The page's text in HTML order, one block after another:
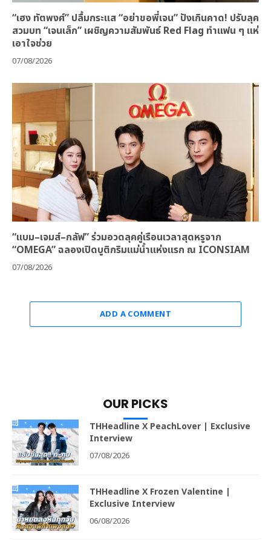
“เฮง ทัตพงศ์” ปลื้มกระแส “อย่าขอพี่เจน” ปังเกินคาด! ปรับลุค
สวมบท “เจนเล็ก” เผชิญความสัมพันธ์ Red Flag ทำแฟน ๆ แห่
เอาใจช่วย
07/08/2026
“แบม–เจมส์–กลัฟ” ร่วมอวดลุคคู่เรือนเวลาสุดหรูจาก
“OMEGA” ฉลองเปิดบูติกริมแม่น้ำแห่งแรก ณ ICONSIAM
07/08/2026
ADD A COMMENT
OUR PICKS
THHeadline X PeachLover | Exclusive
Interview
07/08/2026
THHeadline X Frozen Valentine |
Exclusive Interview
06/08/2026